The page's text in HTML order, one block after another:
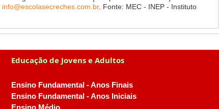
info@escolasecreches.com.br. Fonte: MEC - INEP - Instituto
Educação de Jovens e Adultos
Ensino Fundamental - Anos Finais
Ensino Fundamental - Anos Iniciais